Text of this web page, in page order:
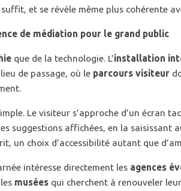
suffit, et se révèle même plus cohérente
de médiation pour le grand public
que de la technologie. L’installation
de passage, où le parcours visiteur
Le visiteur s’approche d’un écran
suggestions affichées, en la saisissant
un choix d’accessibilité autant que
intéresse directement les agences
musées qui cherchent à renouveler leur